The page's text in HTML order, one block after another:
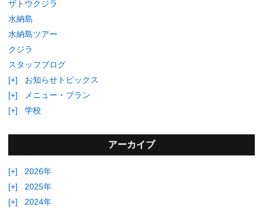
ザトウクジラ
水納島
水納島ツアー
クジラ
スタッフブログ
[+]
お知らせトピックス
[+]
メニュー・プラン
[+]
学校
アーカイブ
[+]
2026年
[+]
2025年
[+]
2024年